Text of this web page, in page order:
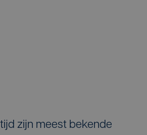
zijn meest bekende